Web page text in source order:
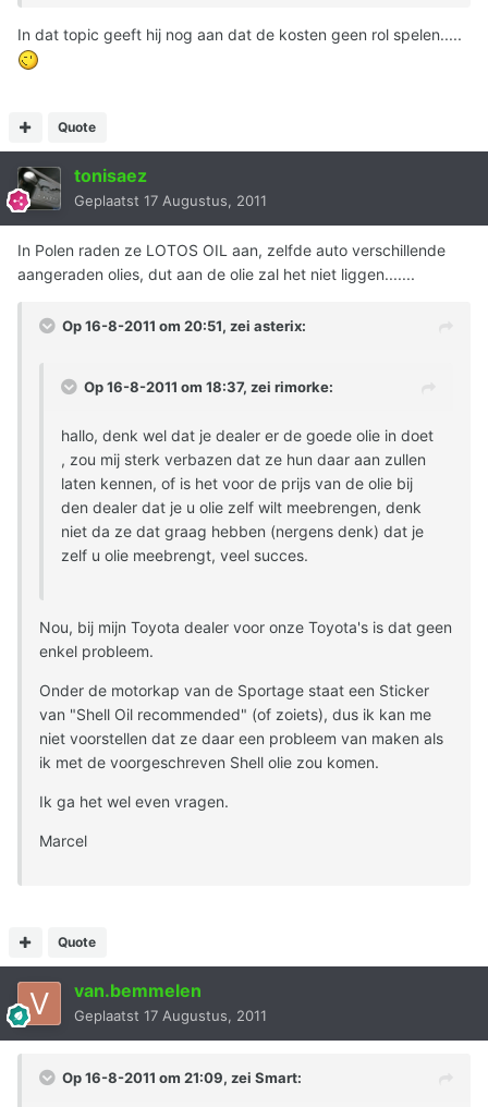
In dat topic geeft hij nog aan dat de kosten geen rol spelen.....
Quote
tonisaez
Geplaatst 17 Augustus, 2011
In Polen raden ze LOTOS OIL aan, zelfde auto verschillende
aangeraden olies, dut aan de olie zal het niet liggen.......
Op 16-8-2011 om 20:51, zei asterix:
Op 16-8-2011 om 18:37, zei rimorke:
hallo, denk wel dat je dealer er de goede olie in doet
, zou mij sterk verbazen dat ze hun daar aan zullen
laten kennen, of is het voor de prijs van de olie bij
den dealer dat je u olie zelf wilt meebrengen, denk
niet da ze dat graag hebben (nergens denk) dat je
zelf u olie meebrengt, veel succes.
Nou, bij mijn Toyota dealer voor onze Toyota's is dat geen
enkel probleem.
Onder de motorkap van de Sportage staat een Sticker
van "Shell Oil recommended" (of zoiets), dus ik kan me
niet voorstellen dat ze daar een probleem van maken als
ik met de voorgeschreven Shell olie zou komen.
Ik ga het wel even vragen.
Marcel
Quote
van.bemmelen
Geplaatst 17 Augustus, 2011
Op 16-8-2011 om 21:09, zei Smart: